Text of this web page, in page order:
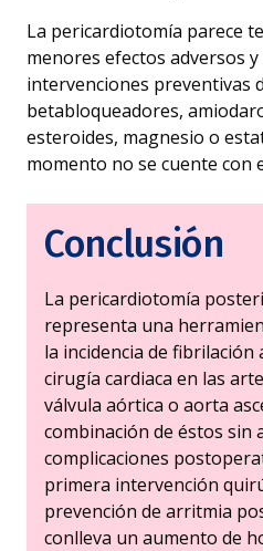
La pericardiotomía parece
menores efectos adversos
intervenciones preventivas
betabloqueadores,
esteroides, magnesio o
momento no se cuente con
Conclusión
La pericardiotomía
representa una
la incidencia de fibrilación
cirugía cardiaca en las
válvula aórtica o aorta
combinación de éstos sin
complicaciones
primera intervención
prevención de arritmia
conlleva un aumento de